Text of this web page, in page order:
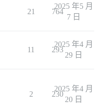
21 764
2025 年5 月
7 日
11 293
2025 年4 月
29 日
2 230
2025 年4 月
20 日